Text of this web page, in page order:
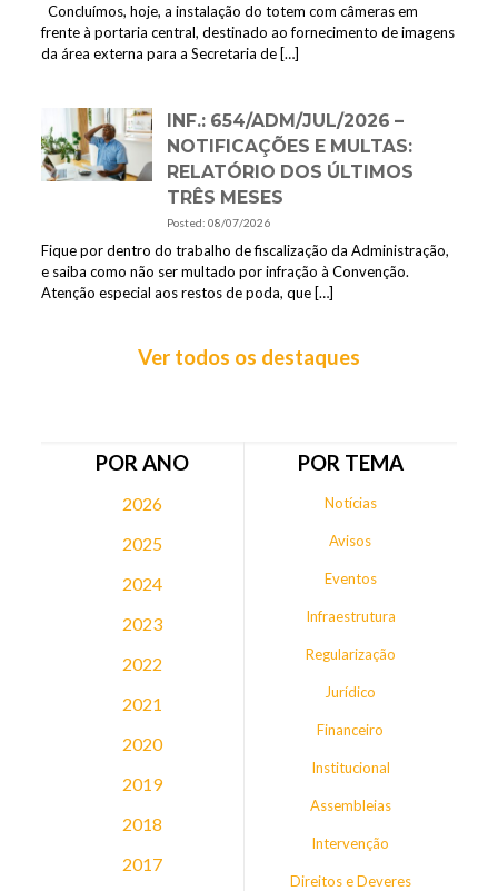
Concluímos, hoje, a instalação do totem com câmeras em
frente à portaria central, destinado ao fornecimento de imagens
da área externa para a Secretaria de[…]
INF.: 654/ADM/JUL/2026 –
NOTIFICAÇÕES E MULTAS:
RELATÓRIO DOS ÚLTIMOS
TRÊS MESES
Posted: 08/07/2026
Fique por dentro do trabalho de fiscalização da Administração,
e saiba como não ser multado por infração à Convenção.
Atenção especial aos restos de poda, que[…]
Ver todos os destaques
POR ANO
2026
2025
2024
2023
2022
2021
2020
2019
2018
2017
POR TEMA
Notícias
Avisos
Eventos
Infraestrutura
Regularização
Jurídico
Financeiro
Institucional
Assembleias
Intervenção
Direitos e Deveres